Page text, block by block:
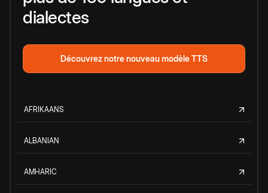
dialectes
Découvrez notre nouveau modèle TTS
AFRIKAANS
ALBANIAN
AMHARIC